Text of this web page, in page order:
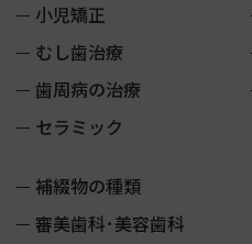
小児矯正
むし歯治療
歯周病の治療
セラミック
補綴物の種類
審美歯科･美容歯科